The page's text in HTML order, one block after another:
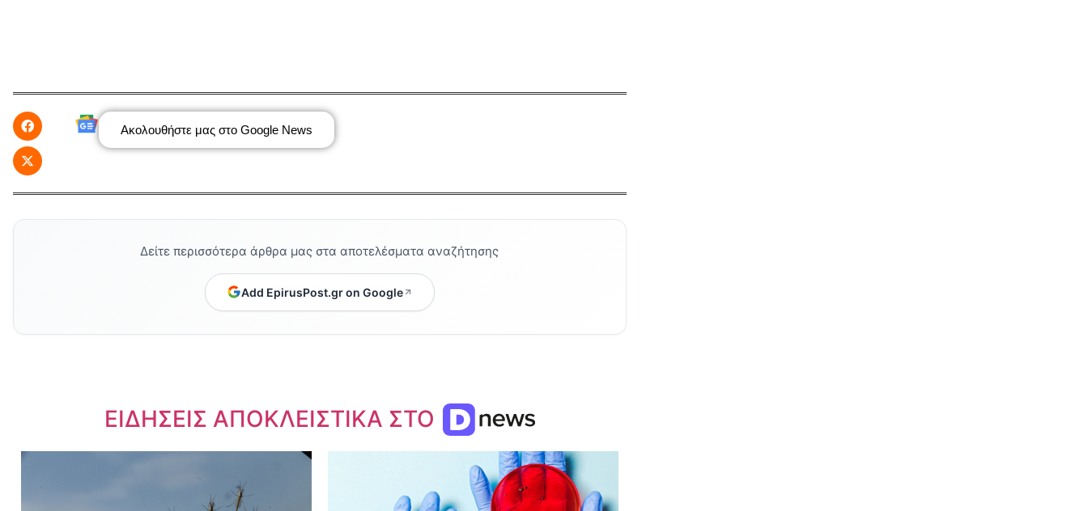
Ακολουθήστε μας στο Google News
Δείτε περισσότερα άρθρα μας στα αποτελέσματα αναζήτησης
Add EpirusPost.gr on Google
ΕΙΔΗΣΕΙΣ ΑΠΟΚΛΕΙΣΤΙΚΑ ΣΤΟ
Dnews.gr